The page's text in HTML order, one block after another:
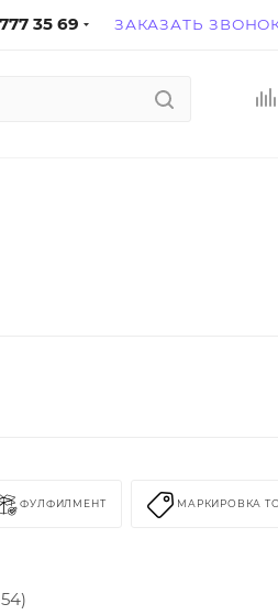
35 69 ЗАКАЗАТЬ
ФУЛФИЛМЕНТ МАРКИРОВКА